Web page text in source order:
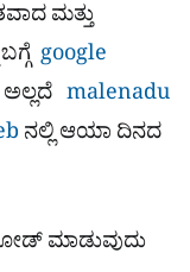
ಮತ್ತು
google
malenadu
ನಲ್ಲಿ ಆಯಾ ದಿನದ
ಮಾಡುವುದು